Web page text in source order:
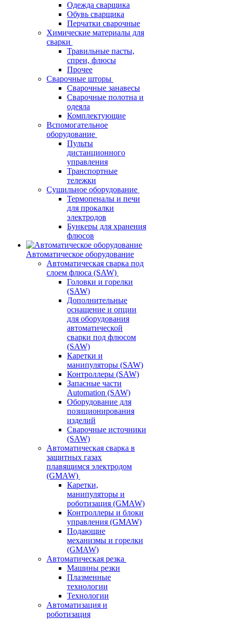
Одежда сварщика
Обувь сварщика
Перчатки сварочные
Химические материалы для
сварки
Травильные пасты,
спреи, флюсы
Прочее
Сварочные шторы
Сварочные занавесы
Сварочные полотна и
одеяла
Комплектующие
Вспомогательное
оборудование
Пульты
дистанционного
управления
Транспортные
тележки
Сушильное оборудование
Термопеналы и печи
для прокалки
электродов
Бункеры для хранения
флюсов
Автоматическое оборудование
Автоматическая сварка под
слоем флюса (SAW)
Головки и горелки
(SAW)
Дополнительные
оснащение и опции
для оборудования
автоматической
сварки под флюсом
(SAW)
Каретки и
манипуляторы (SAW)
Контроллеры (SAW)
Запасные части
Automation (SAW)
Оборудование для
позиционирования
изделий
Сварочные источники
(SAW)
Автоматическая сварка в
защитных газах
плавящимся электродом
(GMAW)
Каретки,
манипуляторы и
роботизация (GMAW)
Контроллеры и блоки
управления (GMAW)
Подающие
механизмы и горелки
(GMAW)
Автоматическая резка
Машины резки
Плазменные
технологии
Технологии
Автоматизация и
роботизация